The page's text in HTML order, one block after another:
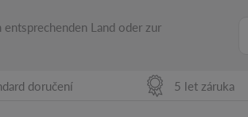
Land oder zur
doručení 5 let záruka